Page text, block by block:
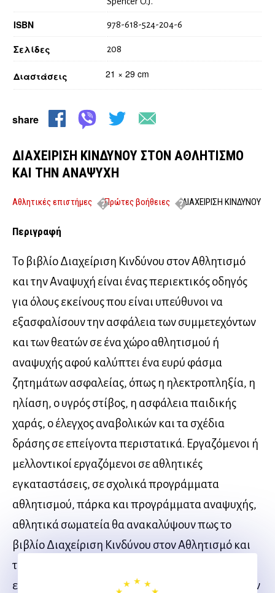
Διαστάσεις 21 × 29 cm
ISBN 978-618-524-204-6
Σελίδες 208
share
ΔΙΑΧΕΙΡΙΣΗ ΚΙΝΔΥΝΟΥ ΣΤΟΝ ΑΘΛΗΤΙΣΜΟ
ΚΑΙ ΤΗΝ ΑΝΑΨΥΧΗ
Αθλητικές επιστήμες Πρώτες βοήθειες
ΔΙΑΧΕΙΡΙΣΗ ΚΙΝΔΥΝΟΥ
Περιγραφή
Το βιβλίο Διαχείριση Κινδύνου στον Αθλητισμό
και την Αναψυχή είναι ένας περιεκτικός οδηγός
για όλους εκείνους που είναι υπεύθυνοι να
εξασφαλίσουν την ασφάλεια των συμμετεχόντων
και των θεατών σε ένα χώρο αθλητισμού ή
αναψυχής αφού καλύπτει ένα ευρύ φάσμα
ζητημάτων ασφαλείας, όπως η ηλεκτροπληξία, η
ηλίαση, ο υγρός στίβος, η ασφάλεια παιδικής
χαράς, ο έλεγχος αναβολικών και τα σχέδια
δράσης σε επείγοντα περιστατικά. Εργαζόμενοι ή
μελλοντικοί εργαζόμενοι σε αθλητικές
εγκαταστάσεις, σε σχολικά προγράμματα
αθλητισμού, πάρκα και προγράμματα αναψυχής,
αθλητικά σωματεία θα ανακαλύψουν πως το
βιβλίο Διαχείριση Κινδύνου στον Αθλητισμό και
την Αναψυχή παρέχει όλα εκείνα τα απαραίτητα
εργαλεία βοηθείας στη λήψη σωστών αποφάσεων